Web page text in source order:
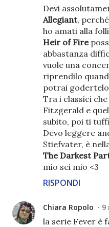
Devi
Allegiant,
ho amati alla
Heir of Fire
abbastanza
vuole una
riprendilo
potrai godertelo
Tra i classici
Fitzgerald e
subito, poi ti
Devo leggere
Stiefvater, è
The Darkest
mio sei mio <3
RISPONDI
Chiara Ropolo 9
la serie Fever è